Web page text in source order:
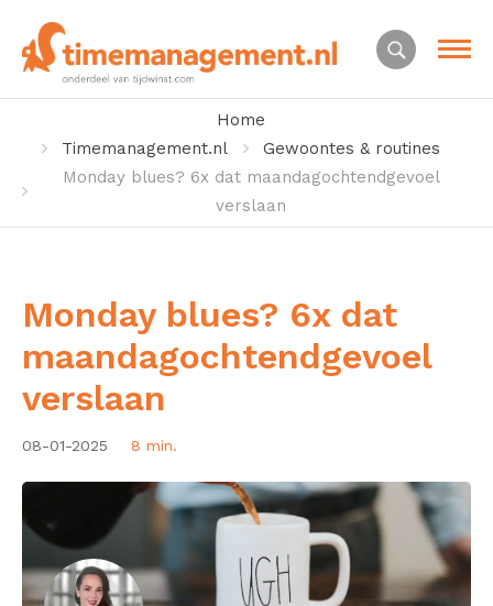
Home
Timemanagement.nl
Gewoontes & routines
Monday blues? 6x dat maandagochtendgevoel
verslaan
Monday blues? 6x dat
maandagochtendgevoel
verslaan
08-01-2025 8 min.